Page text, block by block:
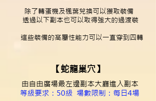
除了轉蛋機及楓葉兌換可以獲取裝備
透過以下副本也可以取得強大的過渡裝
這些裝備的高屬性能力可以一直穿到四轉
【蛇龍巢穴】
由自由廣場最左邊副本大廳進入副本
等級要求：50級 場數限制：每日4場